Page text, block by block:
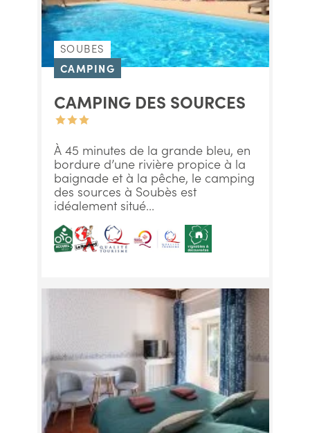
SOUBES
CAMPING
CAMPING DES SOURCES
À 45 minutes de la grande bleu, en
bordure d’une rivière propice à la
baignade et à la pêche, le camping
des sources à Soubès est
idéalement situé...